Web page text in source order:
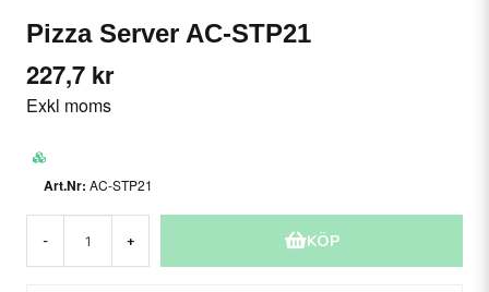
Pizza Server AC-STP21
227,7 kr
Exkl moms
AC-STP21
- + KÖP